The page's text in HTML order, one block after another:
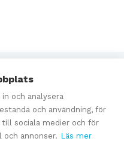
och analysera
och användning, för
sociala medier och för
och annonser. Läs mer